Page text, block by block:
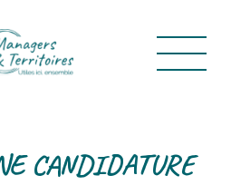
CANDIDATURE